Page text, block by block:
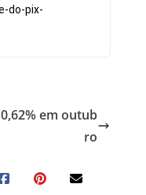
do-pix-
em outub
ro